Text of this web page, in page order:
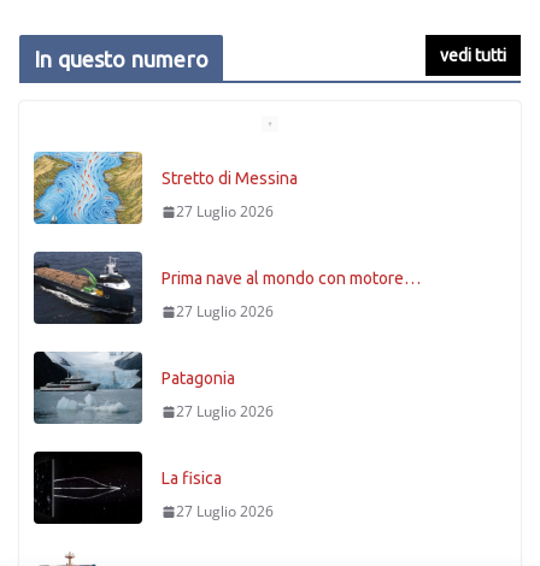
In questo numero vedi tutti
Stretto di Messina
27 Luglio 2026
Prima nave al mondo con motore…
27 Luglio 2026
Patagonia
27 Luglio 2026
La fisica
27 Luglio 2026